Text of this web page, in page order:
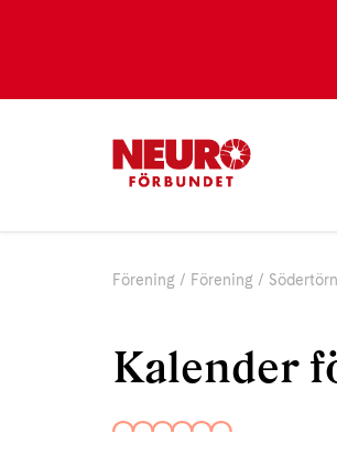
Förening Förening Södertörn
Kalender